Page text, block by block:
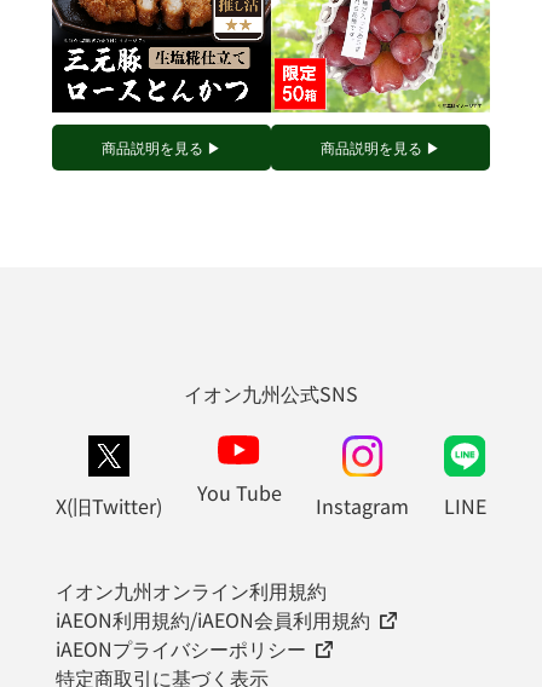
商品説明を見る ▶︎ 商品説明を見る ▶︎
イオン九州公式SNS
X(旧Twitter) You Tube Instagram LINE
イオン九州オンライン利用規約
iAEON利用規約/iAEON会員利用規約
iAEONプライバシーポリシー
特定商取引に基づく表示